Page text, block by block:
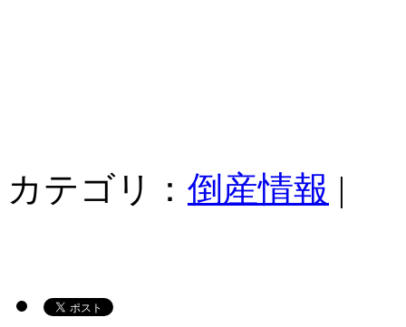
カテゴリ： 倒産情報 |